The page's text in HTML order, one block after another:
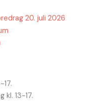
20. juli 2026
kl. 13-17.